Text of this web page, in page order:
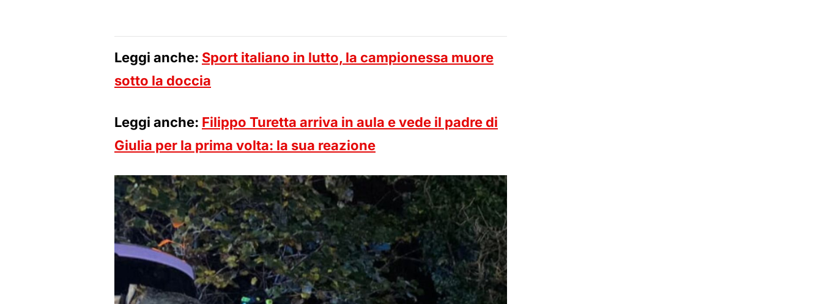
Leggi anche: Sport italiano in lutto, la campionessa muore
sotto la doccia
Leggi anche: Filippo Turetta arriva in aula e vede il padre di
Giulia per la prima volta: la sua reazione